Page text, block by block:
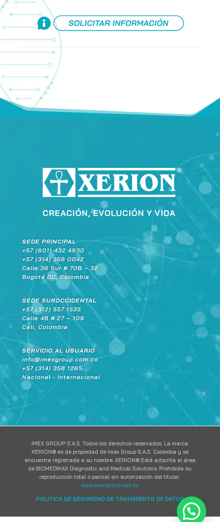
SEDE PRINCIPAL
+57 (601) 432 4930
+57 (314) 358 0042
Calle 36 Sur # 70B – 32
Bogotá DC, Colombia
SEDE SUROCCIDENTAL
+57 (312) 557 1535
Calle 4B # 27 – 109
Cali, Colombia
SERVICIO AL USUARIO
info@imexgroup.com.co
+57 (314) 358 1265
Nacional - Internacional
IMEX GROUP S.A.S. Todos los derechos reservados. La marca
XERION® es de propiedad de Imex Group S.A.S. Colombia y se
encuentra registrada a su nombre. XERION® Está adscrita al área
de BIOMEDIKAX Diagnostic and Medical Solutions. Prohibida su
reproducción total o parcial sin autorización del titular.
www.imexgroup.com.co
POLITICA DE SEGURIDAD DE TRATAMIENTO DE DATOS